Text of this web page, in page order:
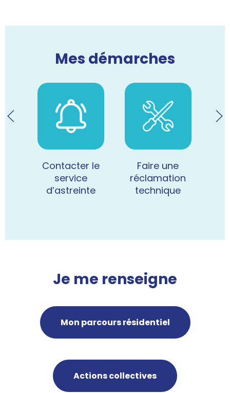
Mes démarches
Contacter le
service
d’astreinte
Faire une
réclamation
technique
Je me renseigne
Mon parcours résidentiel
Actions collectives